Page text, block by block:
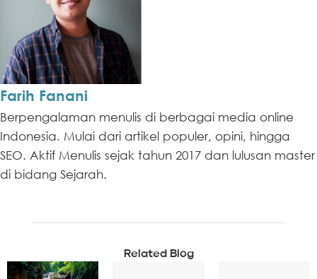
Farih Fanani
Berpengalaman menulis di berbagai media online
Indonesia. Mulai dari artikel populer, opini, hingga
SEO. Aktif Menulis sejak tahun 2017 dan lulusan master
di bidang Sejarah.
Related Blog